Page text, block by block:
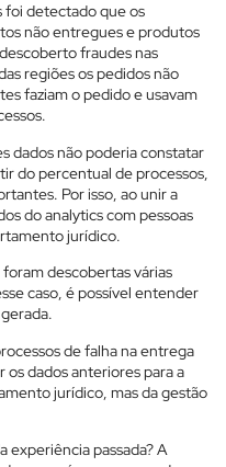
foi detectado que os
não entregues e produtos
fraudes nas
regiões os pedidos não
faziam o pedido e usavam
dados não poderia constatar
do percentual de processos,
Por isso, ao unir a
do analytics com pessoas
jurídico.
descobertas várias
caso, é possível entender
de falha na entrega
os dados anteriores para a
jurídico, mas da gestão
experiência passada? A